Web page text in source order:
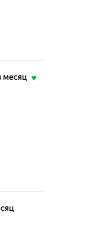
месяц